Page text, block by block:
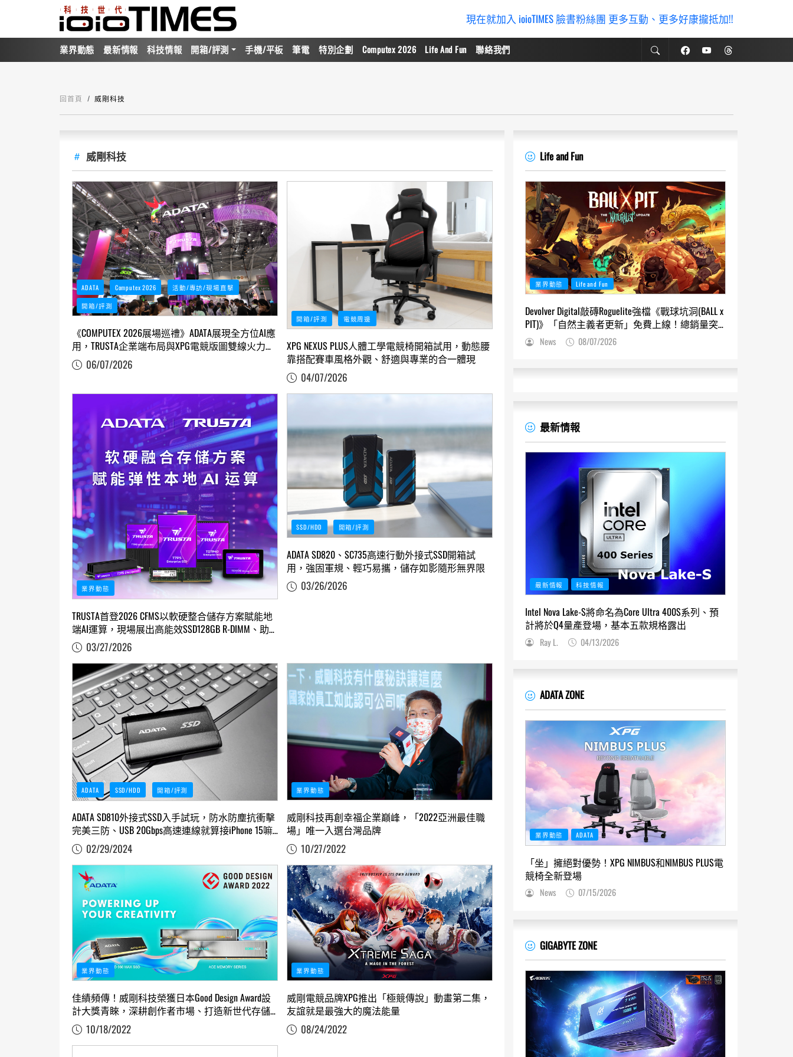
現在就加入 ioioTIMES 臉書粉絲團 更多互動、更多好康攏抵加!!
業界動態 最新情報 科技情報 開箱/評測 手機/平板 筆電 特別企劃 Computex 2026 Life And Fun 聯絡我們
回首頁 威剛科技
威剛科技
ADATA Computex 2026
活動/專訪/現場直擊
開箱/評測
《COMPUTEX 2026展場巡禮》ADATA展現全方位AI應
用，TRUSTA企業端布局與XPG電競版圖雙線火力全
開 06/07/2026
開箱/評測 電競周邊
XPG NEXUS PLUS人體工學電競椅開箱試用，動態腰
靠搭配賽車風格外觀、舒適與專業的合一體現
04/07/2026
業界動態
TRUSTA首登2026 CFMS以軟硬整合儲存方案賦能地
端AI運算，現場展出高能效SSD128GB R-DIMM、助
力企業建構彈性AI資料基礎架構
03/27/2026
SSD/HDD 開箱/評測
ADATA SD820、SC735高速行動外接式SSD開箱試
用，強固軍規、輕巧易攜，儲存如影隨形無界限
03/26/2026
ADATA SSD/HDD 開箱/評測
ADATA SD810外接式SSD入手試玩，防水防塵抗衝擊
完美三防、USB 20Gbps高速連線就算接iPhone 15嘛
也通！02/29/2024
業界動態
威剛科技再創幸福企業巔峰，「2022亞洲最佳職
場」唯一入選台灣品牌
10/27/2022
業界動態
佳績頻傳！威剛科技榮獲日本Good Design Award設
計大獎青睞，深耕創作者市場、打造新世代存儲
最佳利器
10/18/2022
業界動態
威剛電競品牌XPG推出「極競傳說」動畫第二集，
友誼就是最強大的魔法能量
08/24/2022
Life and Fun
業界動態 Life and Fun
Devolver Digital敲磚Roguelite強檔《戰球坑洞(BALL x
PIT)》「自然主義者更新」免費上線！總銷量突
破200萬份，遊戲史低66折熱銷中
News 08/07/2026
最新情報
最新情報 科技情報
Intel Nova Lake-S將命名為Core Ultra 400S系列、預
計將於Q4量產登場，基本五款規格露出
Ray L. 04/13/2026
ADATA ZONE
業界動態 ADATA
「坐」擁絕對優勢！XPG NIMBUS和NIMBUS PLUS電
競椅全新登場
News 07/15/2026
GIGABYTE ZONE